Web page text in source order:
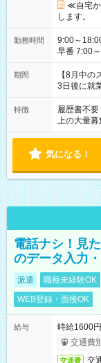
≪自宅か
します。
勤務時間
9:00～18:00（休憩60分）
早番 7:00～
と休みを
「できれ
ね。 ※Wワーク希望の方へ 今ご覧のお仕事で希望する勤務時間
と、もう1
合は応募
期間
【8月中
3日後に就
特徴 履歴書不要
上の大量募
気になる！
電話ナシ！見
のデータ入力
派遣 職種未経験OK
WEB登録・面接OK
給与
時給1600
交通費
交通費 交